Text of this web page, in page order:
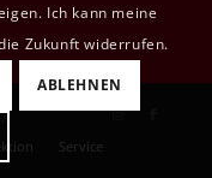
.
Service
Ich kann meine
Zukunft widerrufen.
ABLEHNEN